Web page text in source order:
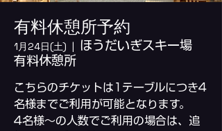
有料休憩所予約
1月24日(土)
  |
ほうだいぎスキー場
有料休憩所
こちらのチケットは1テーブルにつき4
名様までご利用が可能となります。
4名様～の人数でご利用の場合は、追